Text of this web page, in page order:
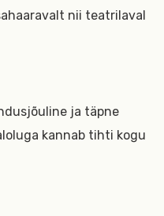
nii teatrilaval
ja täpne
kannab tihti kogu